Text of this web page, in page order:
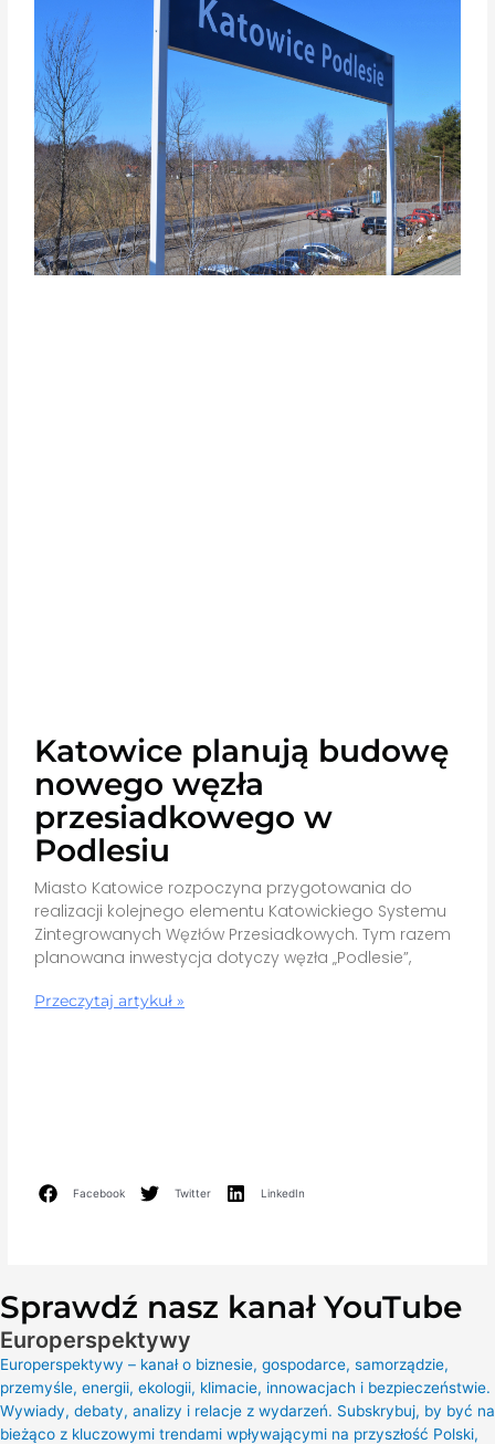
Katowice planują budowę
nowego węzła
przesiadkowego w
Podlesiu
Miasto Katowice rozpoczyna przygotowania do
realizacji kolejnego elementu Katowickiego Systemu
Zintegrowanych Węzłów Przesiadkowych. Tym razem
planowana inwestycja dotyczy węzła „Podlesie”,
Przeczytaj artykuł »
Facebook Twitter LinkedIn
Sprawdź nasz kanał YouTube
Europerspektywy
Europerspektywy – kanał o biznesie, gospodarce, samorządzie,
przemyśle, energii, ekologii, klimacie, innowacjach i bezpieczeństwie.
Wywiady, debaty, analizy i relacje z wydarzeń. Subskrybuj, by być na
bieżąco z kluczowymi trendami wpływającymi na przyszłość Polski,